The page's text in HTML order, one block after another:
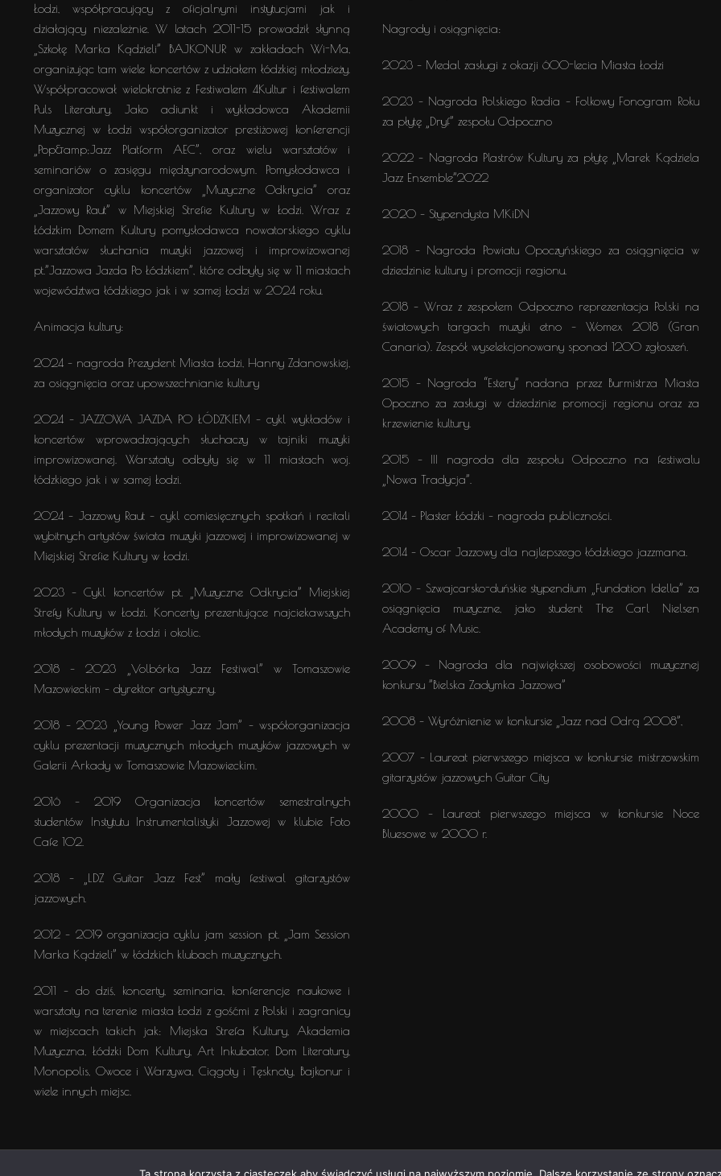
Łodzi, współpracujący z oficjalnymi instytucjami jak i
działający niezależnie. W latach 2011-15 prowadził słynną
„Szkołę Marka Kądzieli” BAJKONUR w zakładach Wi-Ma,
organizując tam wiele koncertów z udziałem łódzkiej młodzieży.
Współpracował wielokrotnie z Festiwalem 4Kultur i festiwalem
Puls Literatury. Jako adiunkt i wykładowca Akademii
Muzycznej w Łodzi współorganizator prestiżowej konferencji
„Pop&amp;Jazz Platform AEC”, oraz wielu warsztatów i
seminariów o zasięgu międzynarodowym. Pomysłodawca i
organizator cyklu koncertów „Muzyczne Odkrycia” oraz
„Jazzowy Raut” w Miejskiej Strefie Kultury w Łodzi. Wraz z
Łódzkim Domem Kultury pomysłodawca nowatorskiego cyklu
warsztatów słuchania muzyki jazzowej i improwizowanej
pt.”Jazzowa Jazda Po Łódzkiem”, które odbyły się w 11 miastach
województwa łódzkiego jak i w samej Łodzi w 2024 roku.
Animacja kultury:
2024 – nagroda Prezydent Miasta Łodzi, Hanny Zdanowskiej,
za osiągnięcia oraz upowszechnianie kultury
2024 – JAZZOWA JAZDA PO ŁÓDZKIEM – cykl wykładów i
koncertów wprowadzających słuchaczy w tajniki muzyki
improwizowanej. Warsztaty odbyły się w 11 miastach woj.
łódzkiego jak i w samej Łodzi.
2024 – Jazzowy Raut – cykl comiesięcznych spotkań i recitali
wybitnych artystów świata muzyki jazzowej i improwizowanej w
Miejskiej Strefie Kultury w Łodzi.
2023 – Cykl koncertów pt. „Muzyczne Odkrycia” Miejskiej
Strefy Kultury w Łodzi. Koncerty prezentujące najciekawszych
młodych muzyków z Łodzi i okolic.
2018 – 2023 „Volbórka Jazz Festiwal” w Tomaszowie
Mazowieckim – dyrektor artystyczny.
2018 – 2023 „Young Power Jazz Jam” – współorganizacja
cyklu prezentacji muzycznych młodych muzyków jazzowych w
Galerii Arkady w Tomaszowie Mazowieckim.
2016 – 2019 Organizacja koncertów semestralnych
studentów Instytutu Instrumentalistyki Jazzowej w klubie Foto
Cafe 102.
2018 – „LDZ Guitar Jazz Fest” mały festiwal gitarzystów
jazzowych.
2012 – 2019 organizacja cyklu jam session pt. „Jam Session
Marka Kądzieli” w łódzkich klubach muzycznych.
2011 – do dziś, koncerty, seminaria, konferencje naukowe i
warsztaty na terenie miasta Łodzi z gośćmi z Polski i zagranicy
w miejscach takich jak: Miejska Strefa Kultury, Akademia
Muzyczna, Łódzki Dom Kultury, Art Inkubator, Dom Literatury,
Monopolis, Owoce i Warzywa, Ciągoty i Tęsknoty, Bajkonur i
wiele innych miejsc.
Nagrody i osiągnięcia:
2023 – Medal zasługi z okazji 600-lecia Miasta Łodzi
2023 – Nagroda Polskiego Radia – Folkowy Fonogram Roku
za płytę „Dryf” zespołu Odpoczno
2022 – Nagroda Plastrów Kultury za płytę „Marek Kądziela
Jazz Ensemble”2022
2020 – Stypendysta MKiDN
2018 – Nagroda Powiatu Opoczyńskiego za osiągnięcia w
dziedzinie kultury i promocji regionu.
2018 – Wraz z zespołem Odpoczno reprezentacja Polski na
światowych targach muzyki etno – Womex 2018 (Gran
Canaria). Zespół wyselekcjonowany sponad 1200 zgłoszeń.
2015 – Nagroda “Estery” nadana przez Burmistrza Miasta
Opoczno za zasługi w dziedzinie promocji regionu oraz za
krzewienie kultury.
2015 – III nagroda dla zespołu Odpoczno na festiwalu
„Nowa Tradycja”.
2014 – Plaster Łódzki – nagroda publiczności.
2014 – Oscar Jazzowy dla najlepszego łódzkiego jazzmana.
2010 – Szwajcarsko-duńskie stypendium „Fundation Idella” za
osiągnięcia muzyczne, jako student The Carl Nielsen
Academy of Music.
2009 – Nagroda dla największej osobowości muzycznej
konkursu ”Bielska Zadymka Jazzowa”
2008 – Wyróżnienie w konkursie „Jazz nad Odrą 2008”,
2007 – Laureat pierwszego miejsca w konkursie mistrzowskim
gitarzystów jazzowych Guitar City
2000 – Laureat pierwszego miejsca w konkursie Noce
Bluesowe w 2000 r.